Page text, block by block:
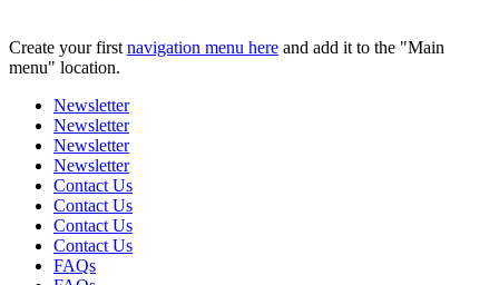
Create your first navigation menu here and add it to the "Main
menu" location.
Newsletter
Newsletter
Newsletter
Newsletter
Contact Us
Contact Us
Contact Us
Contact Us
FAQs